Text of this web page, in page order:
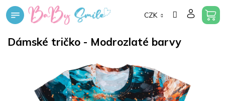
Přejít
na
CZK
Dámské tričko - Modrozlaté barvy